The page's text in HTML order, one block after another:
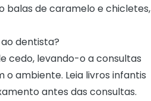
balas de caramelo e chicletes,
dentista?
cedo, levando-o a consultas
ambiente. Leia livros infantis
antes das consultas.